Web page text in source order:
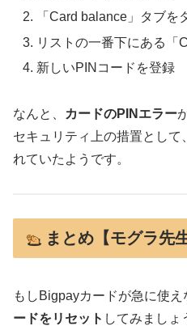
「Card balance」タブを
リストの一番下にある「
新しいPINコードを登録
なんと、 カードのPINエラー
セキュリティ上の措置として
れていたようです。
まとめ【モグラ先
もしBigpayカードが急に使え
ードをリセット してみましょ